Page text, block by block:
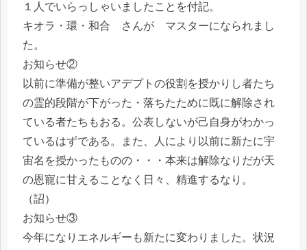
１人でいらっしゃいましたことを付記。
キオラ・環・和合 さんが マスターになられまし
た。
お知らせ②
以前に準備が整いアデプトの役割を授かりし者たち
の霊的段階が下がった・落ちたために既に解除され
ている者たちもおる。公表しないが己自身がわかっ
ているはずである。また、人により以前に新たに宇
宙名を授かったものの・・・本来は解除なりだが天
の恩寵に甘えることなく日々、精進するなり。
（詔）
お知らせ③
今年になりエネルギーも新たに変わりました。状況